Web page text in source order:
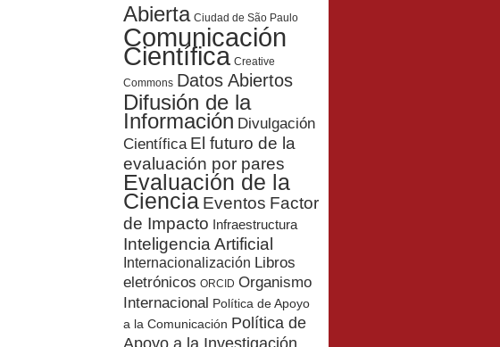
Abierta Ciudad de São Paulo
Comunicación
Científica Creative
Commons Datos Abiertos
Difusión de la
Información Divulgación
Científica El futuro de la
evaluación por pares
Evaluación de la
Ciencia Eventos Factor
de Impacto Infraestructura
Inteligencia Artificial
Internacionalización Libros
eletrónicos ORCID Organismo
Internacional Política de Apoyo
a la Comunicación Política de
Apoyo a la Investigación